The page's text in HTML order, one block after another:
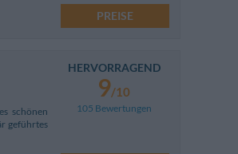
PREISE
schönen
geführtes
HERVORRAGEND
9/10
105 Bewertungen